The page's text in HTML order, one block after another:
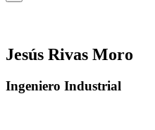
Jesús Rivas Moro
Ingeniero Industrial